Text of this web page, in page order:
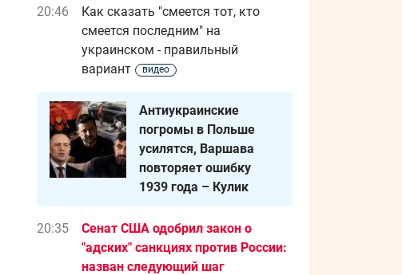
20:46
Как сказать "смеется тот, кто
смеется последним" на
украинском - правильный
вариант
видео
Антиукраинские
погромы в Польше
усилятся, Варшава
повторяет ошибку
1939 года – Кулик
20:35
Сенат США одобрил закон о
"адских" санкциях против России:
назван следующий шаг